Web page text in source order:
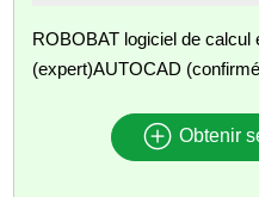
ROBOBAT logiciel de calcul
(expert)AUTOCAD
Obtenir